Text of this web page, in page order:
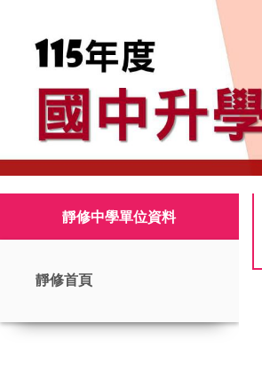
靜修中學單位資料
靜修首頁